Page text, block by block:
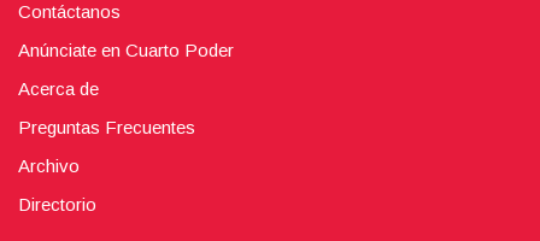
Contáctanos
Anúnciate en Cuarto Poder
Acerca de
Preguntas Frecuentes
Archivo
Directorio